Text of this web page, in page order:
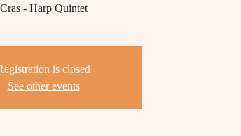
Cras - Harp Quintet
is closed
See other events